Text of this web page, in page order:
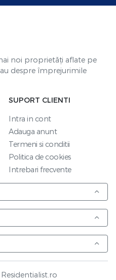
noi proprietăți aflate pe
despre împrejurimile
SUPORT CLIENTI
Intra in cont
Adauga anunt
Termeni si conditii
Politica de cookies
Intrebari frecvente